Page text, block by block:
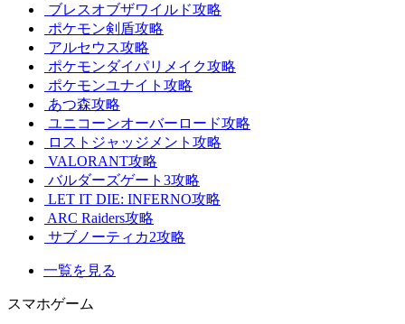
ブレスオブザワイルド攻略
ポケモン剣盾攻略
アルセウス攻略
ポケモンダイパリメイク攻略
ポケモンユナイト攻略
あつ森攻略
ユニコーンオーバーロード攻略
ロストジャッジメント攻略
VALORANT攻略
バルダーズゲート3攻略
LET IT DIE: INFERNO攻略
ARC Raiders攻略
サブノーティカ2攻略
一覧を見る
スマホゲーム